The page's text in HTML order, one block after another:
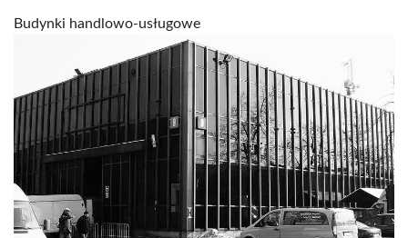
Budynki handlowo-usługowe